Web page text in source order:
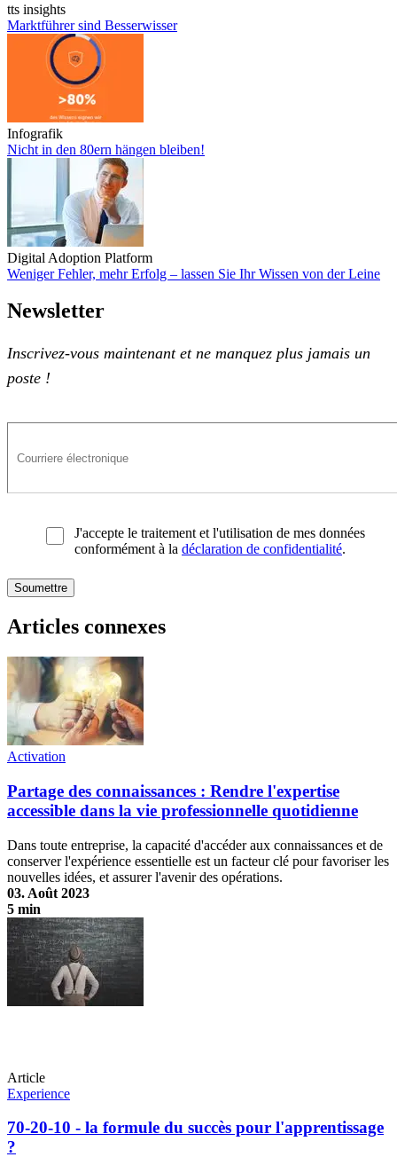
tts insights
Marktführer sind Besserwisser
Marktführer sind Besserwisser
Infografik
Nicht in den 80ern hängen bleiben!
Nicht in den 80ern hängen bleiben!
Digital Adoption Platform
Weniger Fehler, mehr Erfolg – lassen Sie Ihr Wissen von der Leine
Newsletter
Inscrivez-vous maintenant et ne manquez plus jamais un
poste !
J'accepte le traitement et l'utilisation de mes données
conformément à la déclaration de confidentialité.
Articles connexes
Activation
Partage des connaissances : Rendre l'expertise
accessible dans la vie professionnelle quotidienne
Dans toute entreprise, la capacité d'accéder aux connaissances et de
conserver l'expérience essentielle est un facteur clé pour favoriser les
nouvelles idées, et assurer l'avenir des opérations.
03. Août 2023
5 min
Partage des connaissances : Rendre l'expertise accessible dans la vie
professionnelle quotidienne
Article
Experience
70-20-10 - la formule du succès pour l'apprentissage
?